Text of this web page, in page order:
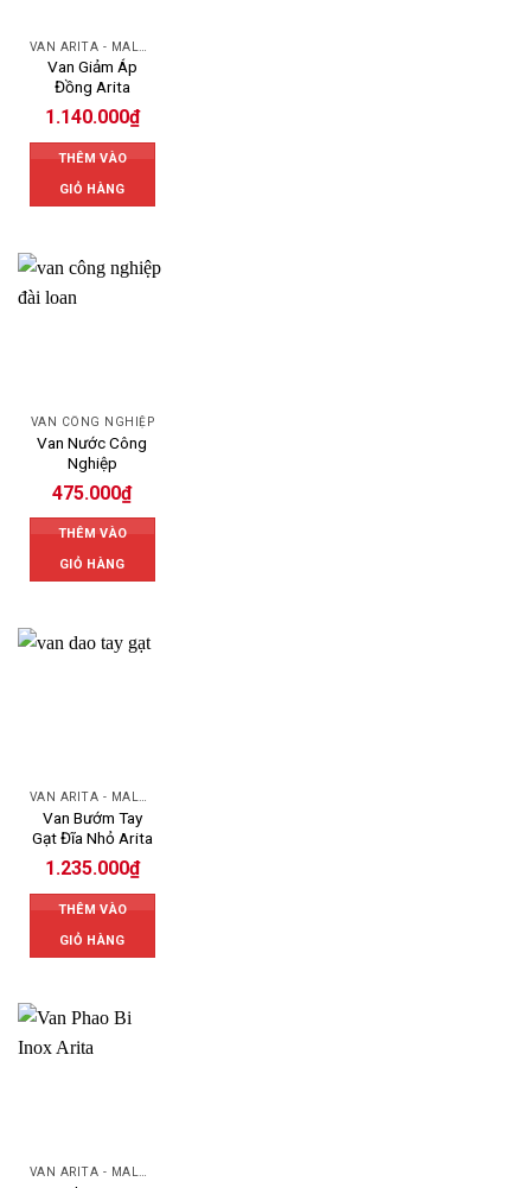
Van Giảm Áp
Đồng Arita
1.140.000₫
THÊM VÀO
GIỎ HÀNG
VAN CÔNG NGHIỆP
Van Nước Công
Nghiệp
475.000₫
THÊM VÀO
GIỎ HÀNG
Van Bướm Tay
Gạt Đĩa Nhỏ Arita
1.235.000₫
THÊM VÀO
GIỎ HÀNG